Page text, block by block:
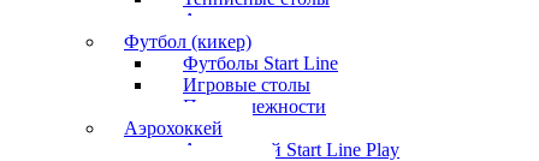
Аксессуары
Футбол (кикер)
Футболы Start Line
Игровые столы
Принадлежности
Аэрохоккей
Аэрохоккей Start Line Play